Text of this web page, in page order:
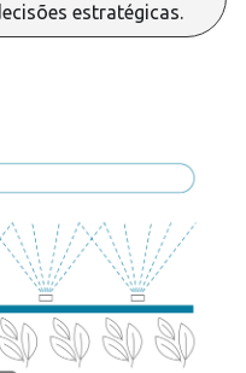
estratégicas.